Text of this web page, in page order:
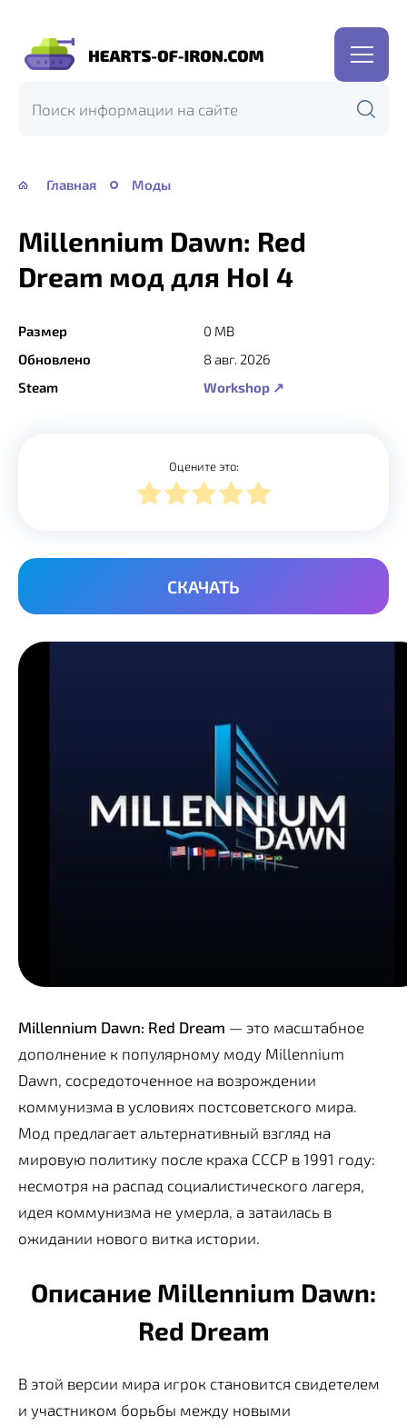
Hearts
Iron
Главная Моды
Millennium Dawn: Red
Dream мод для HoI 4
Размер
0 MB
Обновлено
8 авг. 2026
Steam
Workshop ↗
Оцените это:
СКАЧАТЬ
Millennium Dawn: Red Dream — это масштабное
дополнение к популярному моду Millennium
Dawn, сосредоточенное на возрождении
коммунизма в условиях постсоветского мира.
Мод предлагает альтернативный взгляд на
мировую политику после краха СССР в 1991 году:
несмотря на распад социалистического лагеря,
идея коммунизма не умерла, а затаилась в
ожидании нового витка истории.
Описание Millennium Dawn:
Red Dream
В этой версии мира игрок становится свидетелем
и участником борьбы между новыми